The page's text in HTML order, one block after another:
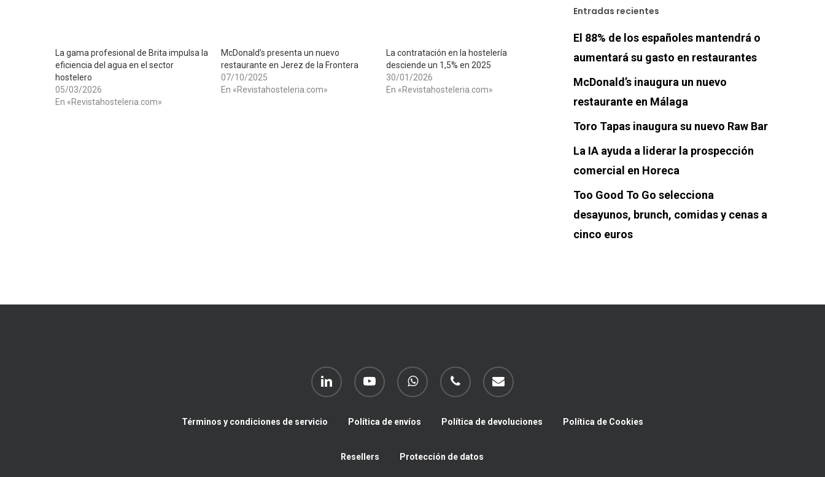
La gama profesional de Brita impulsa la
eficiencia del agua en el sector
hostelero
05/03/2026
En «Revistahosteleria.com»
McDonald’s presenta un nuevo
restaurante en Jerez de la Frontera
07/10/2025
En «Revistahosteleria.com»
La contratación en la hostelería
desciende un 1,5% en 2025
30/01/2026
En «Revistahosteleria.com»
Entradas recientes
El 88% de los españoles mantendrá o
aumentará su gasto en restaurantes
McDonald’s inaugura un nuevo
restaurante en Málaga
Toro Tapas inaugura su nuevo Raw Bar
La IA ayuda a liderar la prospección
comercial en Horeca
Too Good To Go selecciona
desayunos, brunch, comidas y cenas a
cinco euros
linkedin youtube whatsapp phone email
Términos y condiciones de servicio Política de envíos Política de devoluciones Política de Cookies
Resellers Protección de datos